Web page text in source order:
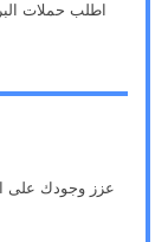
اطلب حملات
عزز وجودك على